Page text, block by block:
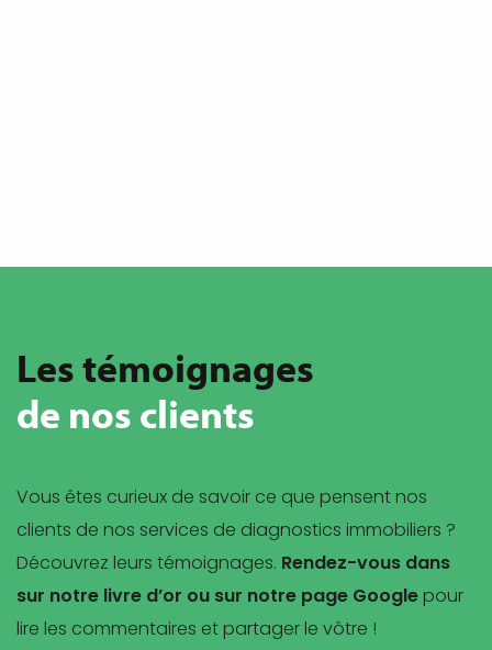
Les témoignages
de nos clients
Vous êtes curieux de savoir ce que pensent nos
clients de nos services de diagnostics immobiliers ?
Découvrez leurs témoignages. Rendez-vous dans
sur notre livre d’or ou sur notre page Googlepour
lire les commentaires et partager le vôtre !